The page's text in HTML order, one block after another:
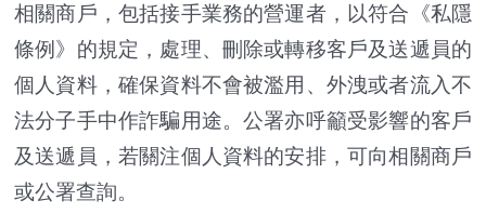
相關商戶，包括接手業務的營運者，以符合《私隱
條例》的規定，處理、刪除或轉移客戶及送遞員的
個人資料，確保資料不會被濫用、外洩或者流入不
法分子手中作詐騙用途。公署亦呼籲受影響的客戶
及送遞員，若關注個人資料的安排，可向相關商戶
或公署查詢。